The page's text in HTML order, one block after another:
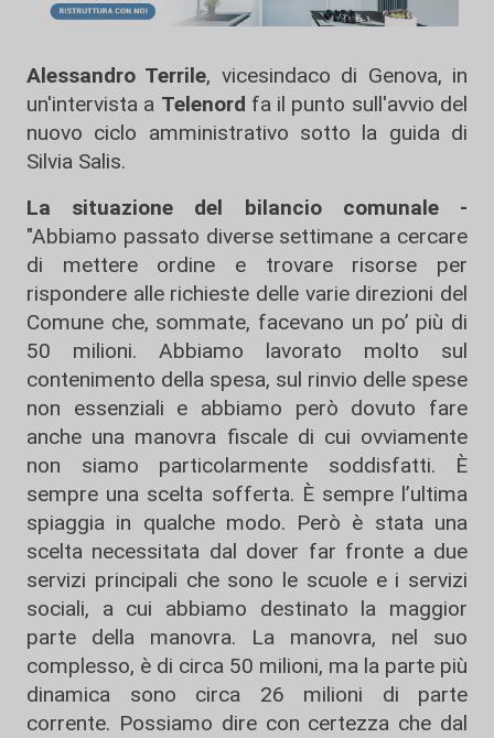
Alessandro Terrile, vicesindaco di Genova, in
un'intervista a Telenord fa il punto sull'avvio del
nuovo ciclo amministrativo sotto la guida di
Silvia Salis.
La situazione del bilancio comunale -
"Abbiamo passato diverse settimane a cercare
di mettere ordine e trovare risorse per
rispondere alle richieste delle varie direzioni del
Comune che, sommate, facevano un po’ più di
50 milioni. Abbiamo lavorato molto sul
contenimento della spesa, sul rinvio delle spese
non essenziali e abbiamo però dovuto fare
anche una manovra fiscale di cui ovviamente
non siamo particolarmente soddisfatti. È
sempre una scelta sofferta. È sempre l’ultima
spiaggia in qualche modo. Però è stata una
scelta necessitata dal dover far fronte a due
servizi principali che sono le scuole e i servizi
sociali, a cui abbiamo destinato la maggior
parte della manovra. La manovra, nel suo
complesso, è di circa 50 milioni, ma la parte più
dinamica sono circa 26 milioni di parte
corrente. Possiamo dire con certezza che dal